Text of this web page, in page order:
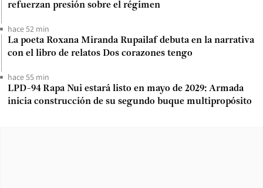
refuerzan presión sobre el régimen
hace 52 min
La poeta Roxana Miranda Rupailaf debuta en la narrativa
con el libro de relatos Dos corazones tengo
hace 55 min
LPD-94 Rapa Nui estará listo en mayo de 2029: Armada
inicia construcción de su segundo buque multipropósito